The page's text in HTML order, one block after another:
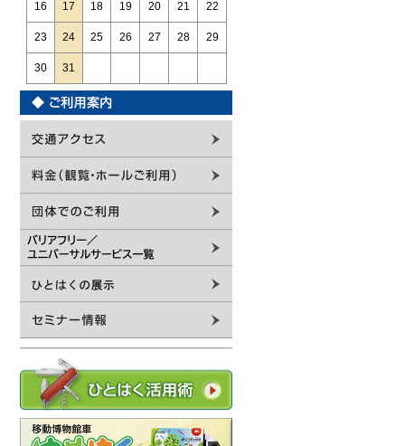
16 17 18 19 20 21 22
23 24 25 26 27 28 29
30 31